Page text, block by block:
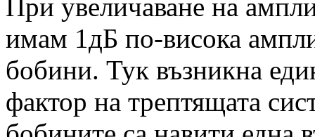
При увеличаване на
имам 1дБ по-висока
бобини. Тук възникна
фактор на трептящата